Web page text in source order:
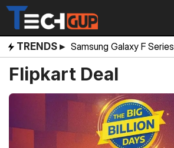
Skip
content
TRENDS ▸ Samsung Galaxy F Series
Flipkart Deal